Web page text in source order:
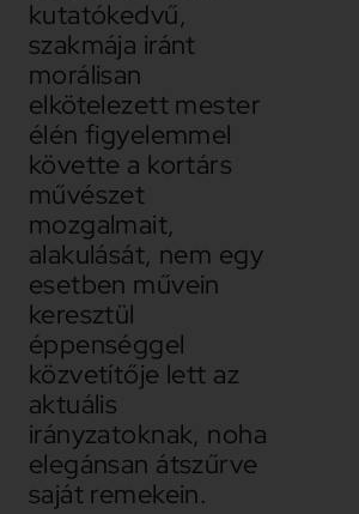
kutatókedvű,
szakmája iránt
morálisan
elkötelezett mester
élén figyelemmel
követte a kortárs
művészet
mozgalmait,
alakulását, nem egy
esetben művein
keresztül
éppenséggel
közvetítője lett az
aktuális
irányzatoknak, noha
elegánsan átszűrve
saját remekein.